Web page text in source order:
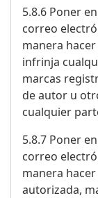
5.8.6 Poner
correo
manera
infrinja
marcas
de autor u
cualquier
5.8.7 Poner
correo
manera
autorizada,